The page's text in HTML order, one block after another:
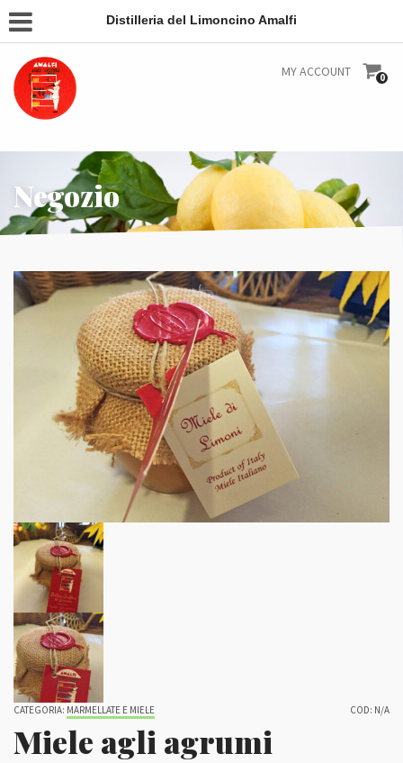
Distilleria del Limoncino Amalfi
MY ACCOUNT 0
Negozio
COD: N/A
CATEGORIA: MARMELLATE E MIELE
Miele agli agrumi